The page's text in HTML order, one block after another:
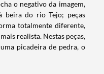
o negativo da imagem,
beira do rio Tejo; peças
totalmente diferente,
realista. Nestas peças,
picadeira de pedra, o